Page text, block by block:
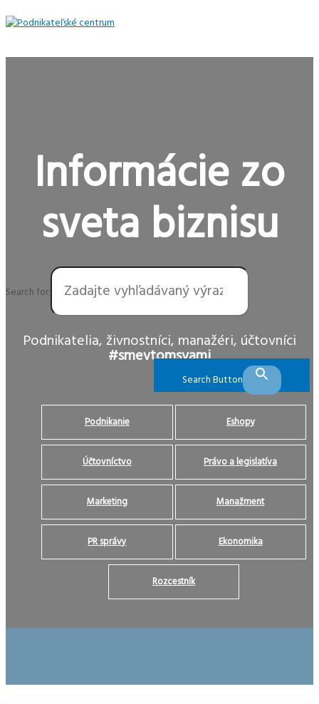
Preskočiť
na
Menu
Informácie zo
sveta biznisu
Search for:
Search Button
Podnikatelia, živnostníci, manažéri, účtovníci
#smevtomsvami
Podnikanie Eshopy
Účtovníctvo Právo a legislatíva
Marketing Manažment
PR správy Ekonomika
Rozcestník